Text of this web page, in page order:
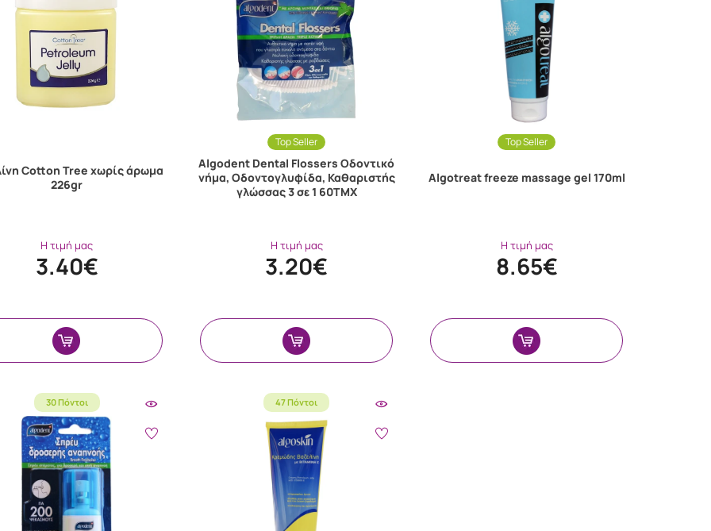
Cotton Tree χωρίς άρωμα
226gr
Η τιμή μας
3.40€
Top Seller
Algodent Dental Flossers Οδοντικό
νήμα, Οδοντογλυφίδα, Καθαριστής
γλώσσας 3 σε 1 60ΤΜΧ
Η τιμή μας
3.20€
Top Seller
Algotreat freeze massage gel 170ml
Η τιμή μας
8.65€
30 Πόντοι 47 Πόντοι